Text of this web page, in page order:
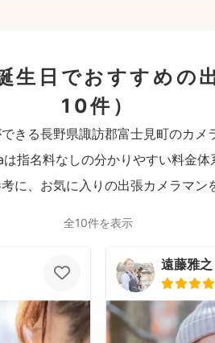
生日でおすすめの
10件）
きる長野県諏訪郡富士見町のカメ
指名料なしの分かりやすい料金体
に、お気に入りの出張カメラマン
全10件を表示
遠藤雅之